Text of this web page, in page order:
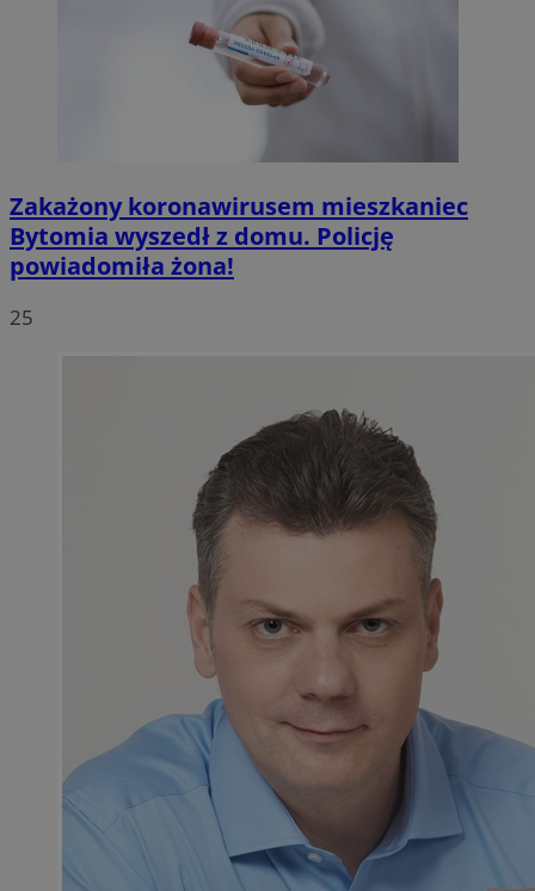
Zakażony koronawirusem mieszkaniec
Bytomia wyszedł z domu. Policję
powiadomiła żona!
25